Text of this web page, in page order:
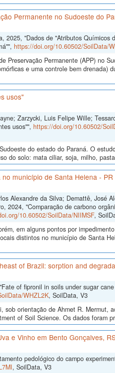
Permanente no Sudoeste do
2025, "Dados de "Atributos Químicos
https://doi.org/10.60502/SoilData/
Preservação Permanente (APP) no
e uma controle bem drenada)
usos"
Zarzycki, Luis Felipe Wille;
usos"", https://doi.org/10.60502/
do estado do Paraná. O
do solo: mata ciliar, soja, milho,
município de Santa Helena - PR
Alexandre da Silva; Demattê, José
2024, "Comparação de carbono
10.60502/SoilData/NIIMSF,
em alguns pontos por
distintos no município de Santa
of Brazil: sorption and
of fipronil in soils under sugar
WHZL2K, SoilData, V3
sob orientação de Ahmet R. Mermut,
of Soil Science. Os dados foram
e Vinho em Bento Gonçalves,
pedológico do campo
, SoilData, V3